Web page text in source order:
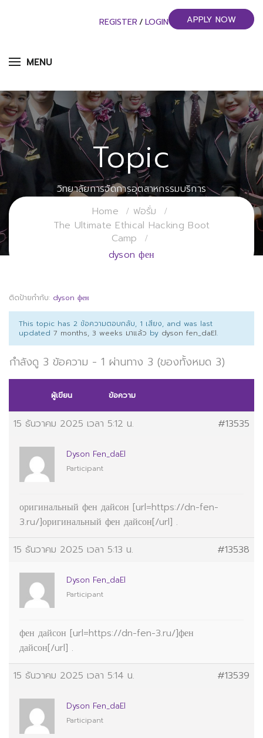
MENU
REGISTER / LOGIN APPLY NOW
Topic
วิทยาลัยการจัดการอุตสาหกรรมบริการ
มหาวิทยาลัยราชภัฏสวนสุนันทา
Home
ฟอรั่ม
The Ultimate Ethical Hacking Boot
Camp
dyson фен
ติดป้ายกำกับ: dyson фен
This topic has 2 ข้อความตอบกลับ, 1 เสียง, and was last
updated 7 months, 3 weeks มาแล้ว by dyson fen_daEl.
กำลังดู 3 ข้อความ - 1 ผ่านทาง 3 (ของทั้งหมด 3)
ผู้เขียน ข้อความ
15 ธันวาคม 2025 เวลา 5:12 น. #13535
Dyson Fen_daEl
Participant
оригинальный фен дайсон [url=https://dn-fen-
3.ru/]оригинальный фен дайсон[/url] .
15 ธันวาคม 2025 เวลา 5:13 น.
#13538
Dyson Fen_daEl
Participant
фен дайсон [url=https://dn-fen-3.ru/]фен
дайсон[/url] .
15 ธันวาคม 2025 เวลา 5:14 น.
#13539
Dyson Fen_daEl
Participant